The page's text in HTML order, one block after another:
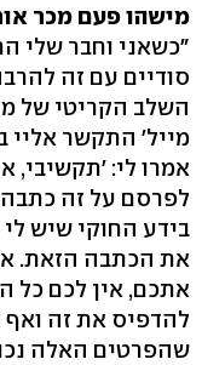
מישהו פעם מכר
"כשאני וחבר שלי
סודיים עם זה
השלב הקריטי של
מייל' התקשר אליי
אמרו לי: 'תקשיבי,
לפרסם על זה
בידע החוקי שיש
את הכתבה הזאת.
אתכם, אין לכם כל
להדפיס את זה ואף
שהפרטים האלה